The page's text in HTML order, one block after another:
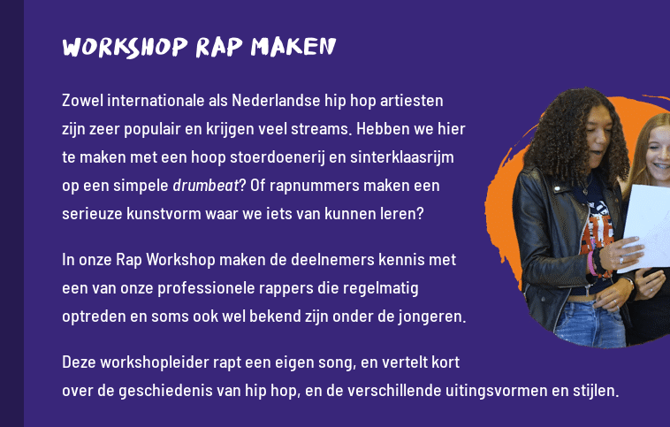
WORKSHOP RAP MAKEN
Zowel internationale als Nederlandse hip hop artiesten
zijn zeer populair en krijgen veel streams. Hebben we hier
te maken met een hoop stoerdoenerij en sinterklaasrijm
op een simpele drumbeat? Of rapnummers maken een
serieuze kunstvorm waar we iets van kunnen leren?
In onze Rap Workshop maken de deelnemers kennis met
een van onze professionele rappers die regelmatig
optreden en soms ook wel bekend zijn onder de jongeren.
Deze workshopleider rapt een eigen song, en vertelt kort
over de geschiedenis van hip hop, en de verschillende uitingsvormen en stijlen.